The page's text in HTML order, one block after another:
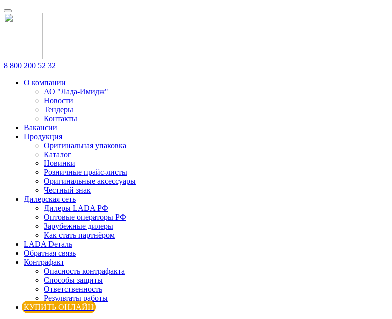
8 800 200 52 32
О компании
АО "Лада-Имидж"
Новости
Тендеры
Контакты
Вакансии
Продукция
Оригинальная упаковка
Каталог
Новинки
Розничные прайс-листы
Оригинальные аксессуары
Честный знак
Дилерская сеть
Дилеры LADA РФ
Оптовые операторы РФ
Зарубежные дилеры
Как стать партнёром
LADA Dеталь
Обратная связь
Контрафакт
Опасность контрафакта
Способы защиты
Ответственность
Результаты работы
КУПИТЬ ОНЛАЙН